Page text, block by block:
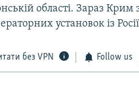
області. Зараз Крим
установок із
без VPN Follow us